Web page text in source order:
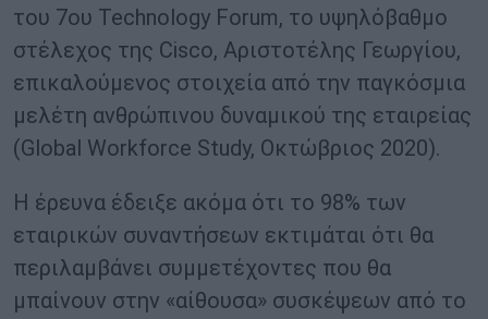
του 7ου Technology Forum, το υψηλόβαθμο
στέλεχος της Cisco, Αριστοτέλης Γεωργίου,
επικαλούμενος στοιχεία από την παγκόσμια
μελέτη ανθρώπινου δυναμικού της εταιρείας
(Global Workforce Study, Οκτώβριος 2020).
Η έρευνα έδειξε ακόμα ότι το 98% των
εταιρικών συναντήσεων εκτιμάται ότι θα
περιλαμβάνει συμμετέχοντες που θα
μπαίνουν στην «αίθουσα» συσκέψεων από το